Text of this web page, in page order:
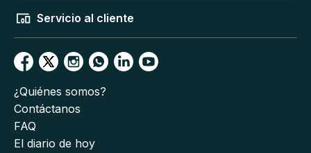
Servicio al cliente
¿Quiénes somos?
Contáctanos
FAQ
El diario de hoy